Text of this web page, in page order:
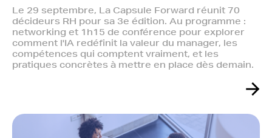
Le 29 septembre, La Capsule Forward réunit 70
décideurs RH pour sa 3e édition. Au programme :
networking et 1h15 de conférence pour explorer
comment l'IA redéfinit la valeur du manager, les
compétences qui comptent vraiment, et les
pratiques concrètes à mettre en place dès demain.